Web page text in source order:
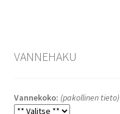
VANNEHAKU
Vannekoko: (pakollinen tieto)